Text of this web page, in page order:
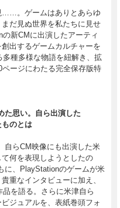
……。ゲームはありとあらゆ
だ見ぬ世界を私たちに見せ
新CMに出演したアーティ
出するゲームカルチャーを
種多様な物語を紐解き、拡
ージにわたる完全保存版特
た思い。自ら出演した
のとは
自らCM映像にも出演した米
何を表現しようとしたの
に、PlayStationのゲームが米
重なインタビューに加え、
を語る。さらに米津自ら
ジュアルを、表紙巻頭フォ